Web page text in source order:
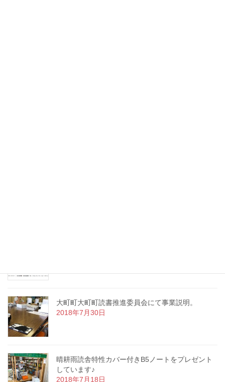
大町町大町町読書推進委員会にて事業説明。
2018年7月30日
晴耕雨読舎特性カバー付きB5ノートをプレゼント
しています♪
2018年7月18日